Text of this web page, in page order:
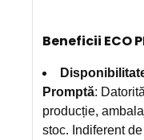
Beneficii ECO
Promptă:
producție,
stoc. Indiferent